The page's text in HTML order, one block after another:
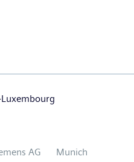
Luxembourg
AG Munich